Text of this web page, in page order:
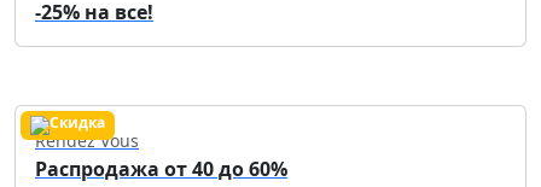
-25% на все!
Rendez Vous
Распродажа от 40 до 60%